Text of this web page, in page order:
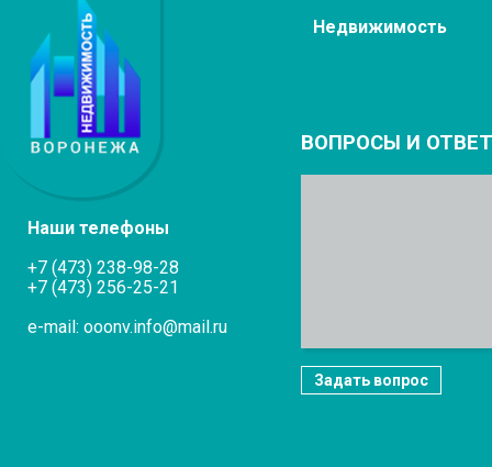
Недвижимость
Наши телефоны
+7 (473) 238-98-28
+7 (473) 256-25-21
e-mail: ooonv.info@mail.ru
ВОПРОСЫ И
Задать вопрос